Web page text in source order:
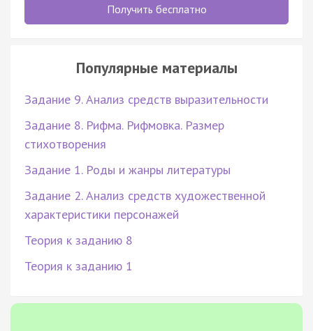
Получить бесплатно
Популярные материалы
Задание 9. Анализ средств выразительности
Задание 8. Рифма. Рифмовка. Размер
стихотворения
Задание 1. Роды и жанры литературы
Задание 2. Анализ средств художественной
характеристики персонажей
Теория к заданию 8
Теория к заданию 1